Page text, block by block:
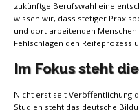
zukünftge Berufswahl eine
wissen wir, dass stetiger
und dort arbeitenden
Fehlschlägen den Reifeprozess
Im Fokus steht
Nicht erst seit Veröffentlichung
Studien steht das deutsche